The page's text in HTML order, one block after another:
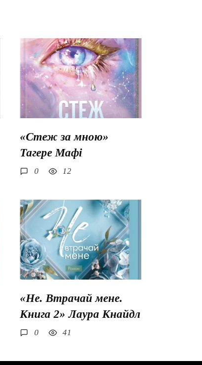
«Стеж за мною»
Тагере Мафі
0 12
«Не. Втрачай мене.
Книга 2» Лаура Кнайдл
0 41